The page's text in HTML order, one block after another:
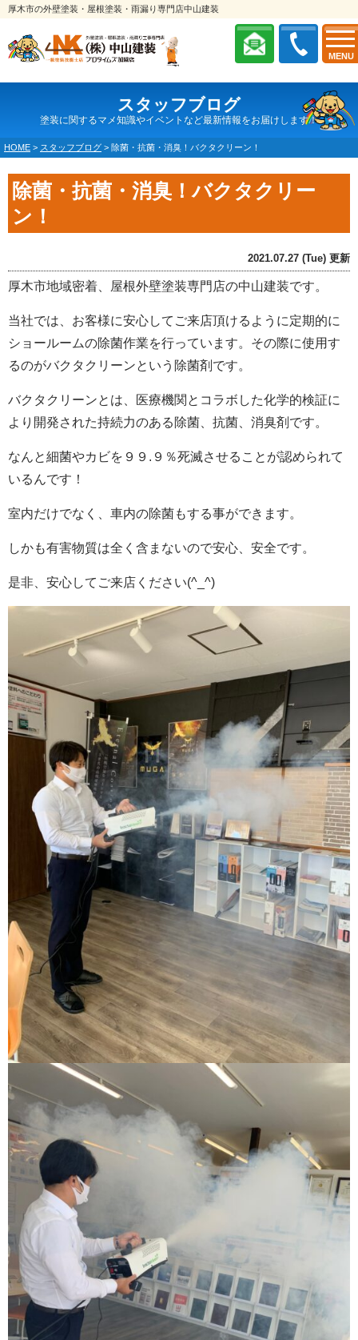
MENU
厚木市の外壁塗装・屋根塗装・雨漏り専門店中山建装
スタッフブログ
塗装に関するマメ知識やイベントなど最新情報をお届けします！
HOME > スタッフブログ > 除菌・抗菌・消臭！バクタクリーン！
除菌・抗菌・消臭！バクタクリー
ン！
2021.07.27 (Tue) 更新
厚木市地域密着、屋根外壁塗装専門店の中山建装です。
当社では、お客様に安心してご来店頂けるように定期的に
ショールームの除菌作業を行っています。その際に使用す
るのがバクタクリーンという除菌剤です。
バクタクリーンとは、医療機関とコラボした化学的検証に
より開発された持続力のある除菌、抗菌、消臭剤です。
なんと細菌やカビを９９.９％死滅させることが認められて
いるんです！
室内だけでなく、車内の除菌もする事ができます。
しかも有害物質は全く含まないので安心、安全です。
是非、安心してご来店ください(^_^)